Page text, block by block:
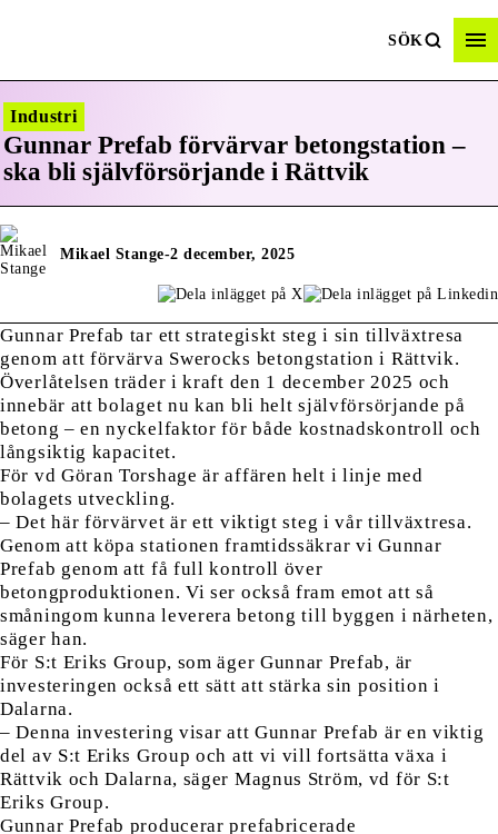
SÖK
Industri
Gunnar Prefab förvärvar betongstation –
ska bli självförsörjande i Rättvik
Mikael Stange-2 december, 2025
Gunnar Prefab tar ett strategiskt steg i sin tillväxtresa
genom att förvärva Swerocks betongstation i Rättvik.
Överlåtelsen träder i kraft den 1 december 2025 och
innebär att bolaget nu kan bli helt självförsörjande på
betong – en nyckelfaktor för både kostnadskontroll och
långsiktig kapacitet.
För vd Göran Torshage är affären helt i linje med
bolagets utveckling.
– Det här förvärvet är ett viktigt steg i vår tillväxtresa.
Genom att köpa stationen framtidssäkrar vi Gunnar
Prefab genom att få full kontroll över
betongproduktionen. Vi ser också fram emot att så
småningom kunna leverera betong till byggen i närheten,
säger han.
För S:t Eriks Group, som äger Gunnar Prefab, är
investeringen också ett sätt att stärka sin position i
Dalarna.
– Denna investering visar att Gunnar Prefab är en viktig
del av S:t Eriks Group och att vi vill fortsätta växa i
Rättvik och Dalarna, säger Magnus Ström, vd för S:t
Eriks Group.
Gunnar Prefab producerar prefabricerade